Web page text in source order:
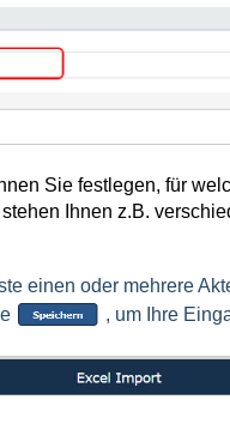
Sie festlegen, für
Ihnen z.B.
einen oder mehrere
, um Ihre